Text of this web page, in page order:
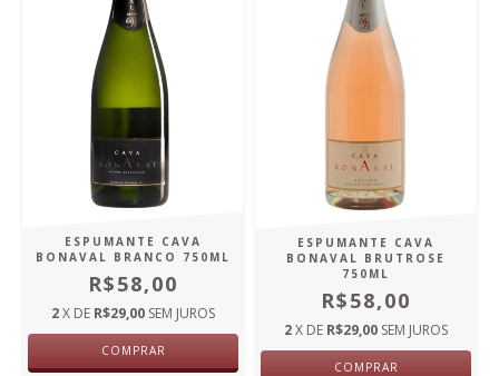
ESPUMANTE CAVA
BONAVAL BRANCO 750ML
R$58,00
2X DE R$29,00 SEM JUROS
COMPRAR
ESPUMANTE CAVA
BONAVAL BRUTROSE
750ML
R$58,00
2X DE R$29,00 SEM JUROS
COMPRAR